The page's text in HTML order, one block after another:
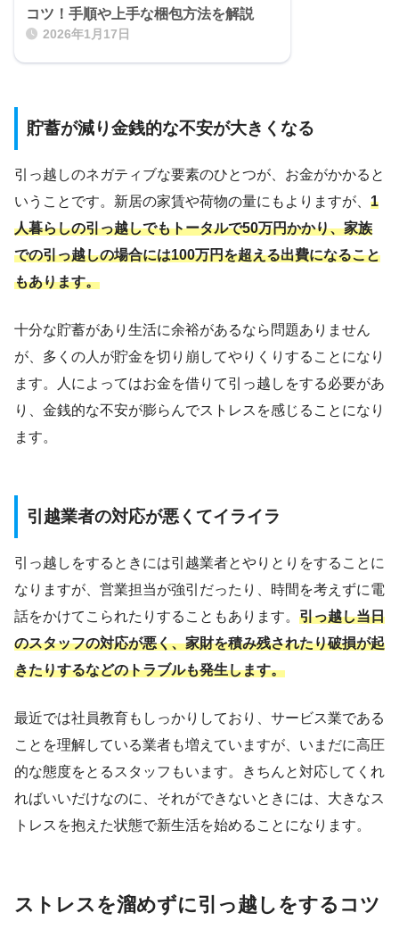
コツ！手順や上手な梱包方法を解説
2026年1月17日
貯蓄が減り金銭的な不安が大きくなる
引っ越しのネガティブな要素のひとつが、お金がかかると
いうことです。新居の家賃や荷物の量にもよりますが、 1
人暮らしの引っ越しでもトータルで50万円かかり、家族
での引っ越しの場合には100万円を超える出費になること
もあります。
十分な貯蓄があり生活に余裕があるなら問題ありません
が、多くの人が貯金を切り崩してやりくりすることになり
ます。人によってはお金を借りて引っ越しをする必要があ
り、金銭的な不安が膨らんでストレスを感じることになり
ます。
引越業者の対応が悪くてイライラ
引っ越しをするときには引越業者とやりとりをすることに
なりますが、営業担当が強引だったり、時間を考えずに電
話をかけてこられたりすることもあります。 引っ越し当日
のスタッフの対応が悪く、家財を積み残されたり破損が起
きたりするなどのトラブルも発生します。
最近では社員教育もしっかりしており、サービス業である
ことを理解している業者も増えていますが、いまだに高圧
的な態度をとるスタッフもいます。きちんと対応してくれ
ればいいだけなのに、それができないときには、大きなス
トレスを抱えた状態で新生活を始めることになります。
ストレスを溜めずに引っ越しをするコツ